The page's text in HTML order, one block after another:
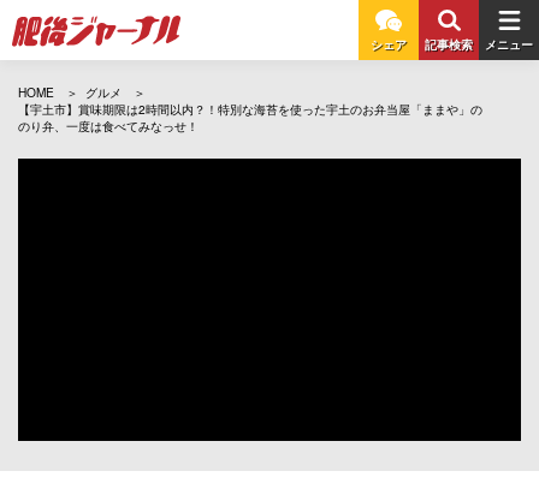
シェア 記事検索 メニュー
HOME
グルメ
【宇土市】賞味期限は2時間以内？！特別な海苔を使った宇土のお弁当屋「ままや」の
のり弁、一度は食べてみなっせ！